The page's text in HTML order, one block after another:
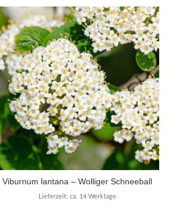
Viburnum lantana – Wolliger Schneeball
Lieferzeit: ca. 14 Werktage